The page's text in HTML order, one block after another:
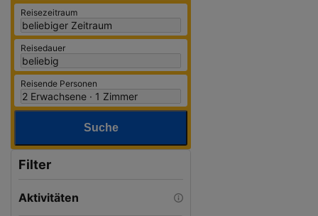
Reisezeitraum
Reisedauer
Reisende Personen
Suche
Filter
Aktivitäten